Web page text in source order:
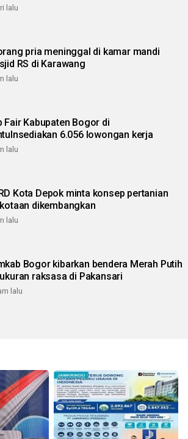
lalu
di kamar mandi
RS di Karawang
lalu
Fair Kabupaten Bogor di
6.056 lowongan kerja
lalu
Kota Depok minta konsep pertanian
dikembangkan
lalu
Bogor kibarkan bendera Merah Putih
raksasa di Pakansari
lalu